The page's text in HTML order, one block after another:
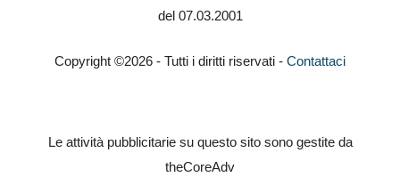
del 07.03.2001
Copyright ©2026 - Tutti i diritti riservati - Contattaci
Le attività pubblicitarie su questo sito sono gestite da
theCoreAdv